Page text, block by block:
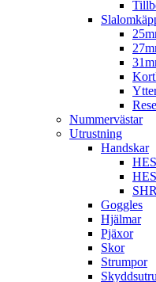
Nummervästar
Utrustning
Handskar
Goggles
Hjälmar
Pjäxor
Skor
Strumpor